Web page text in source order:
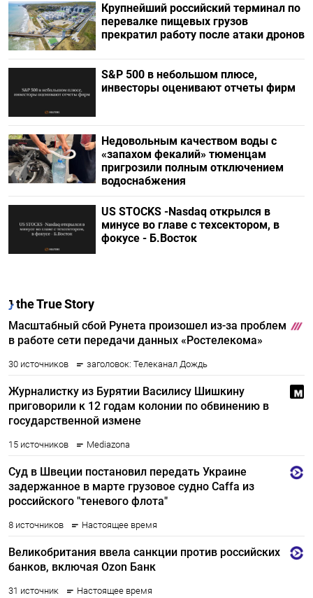
Крупнейший российский терминал по
перевалке пищевых грузов
прекратил работу после атаки дронов
S&P 500 в небольшом плюсе,
инвесторы оценивают отчеты фирм
Недовольным качеством воды с
«запахом фекалий» тюменцам
пригрозили полным отключением
водоснабжения
US STOCKS -Nasdaq открылся в
минусе во главе с техсектором, в
фокусе - Б.Восток